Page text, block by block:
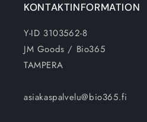
KONTAKTINFORMATION
Y-ID 3103562-8
JM Goods / Bio365
TAMPERA
asiakaspalvelu@bio365.fi